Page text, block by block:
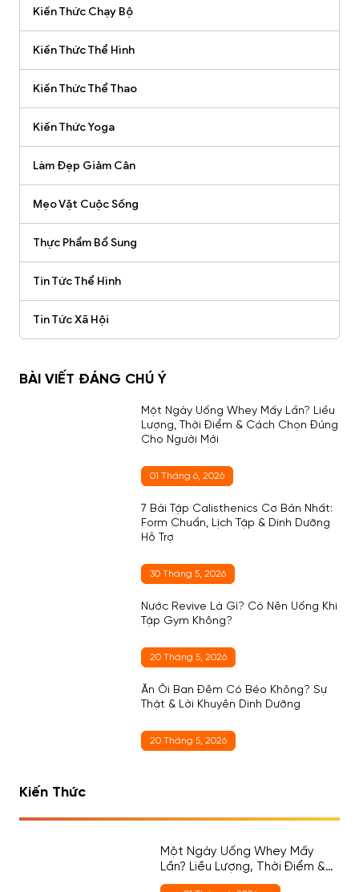
Kiến Thức Chạy Bộ
Kiến Thức Thể Hình
Kiến Thức Thể Thao
Kiến Thức Yoga
Làm Đẹp Giảm Cân
Mẹo Vặt Cuộc Sống
Thực Phẩm Bổ Sung
Tin Tức Thể Hình
Tin Tức Xã Hội
BÀI VIẾT ĐÁNG CHÚ Ý
Một Ngày Uống Whey Mấy Lần? Liều
Lượng, Thời Điểm & Cách Chọn Đúng
Cho Người Mới
01 Tháng 6, 2026
7 Bài Tập Calisthenics Cơ Bản Nhất:
Form Chuẩn, Lịch Tập & Dinh Dưỡng
Hỗ Trợ
30 Tháng 5, 2026
Nước Revive Là Gì? Có Nên Uống Khi
Tập Gym Không?
20 Tháng 5, 2026
Ăn Ổi Ban Đêm Có Béo Không? Sự
Thật & Lời Khuyên Dinh Dưỡng
20 Tháng 5, 2026
Kiến Thức
Một Ngày Uống Whey Mấy
Lần? Liều Lượng, Thời Điểm &
Cách Chọn Đúng Cho Người